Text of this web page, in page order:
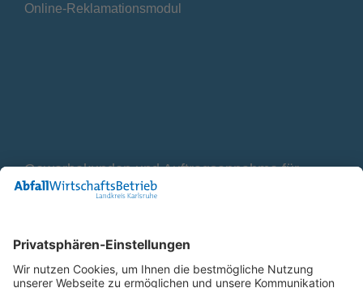
Online-Reklamationsmodul
Gewerbekunden und Auftragsannahme für
Container
E-Mail
Bleiben Sie in Verbindung